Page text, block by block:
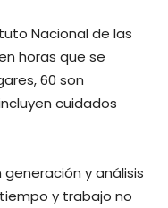
Nacional de las
horas que se
60 son
cuidados
y análisis
y trabajo no